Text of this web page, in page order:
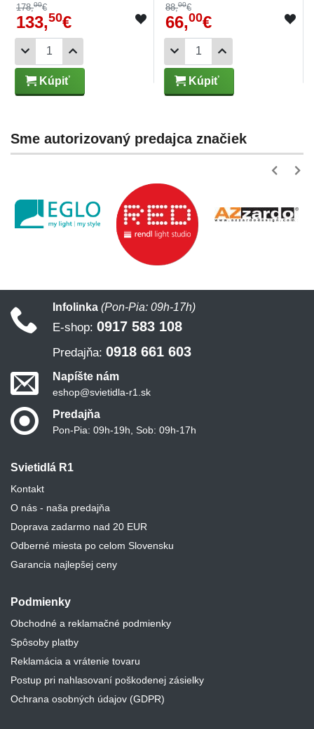
178,00€
133,50€
Kúpiť
88,00€
66,00€
Kúpiť
Sme autorizovaný predajca značiek
Svietidlá R1
Kontakt
O nás - naša predajňa
Doprava zadarmo nad 20 EUR
Odberné miesta po celom Slovensku
Garancia najlepšej ceny
Podmienky
Obchodné a reklamačné podmienky
Spôsoby platby
Reklamácia a vrátenie tovaru
Postup pri nahlasovaní poškodenej zásielky
Ochrana osobných údajov (GDPR)
Infolinka (Pon-Pia: 09h-17h)
E-shop: 0917 583 108
Predajňa: 0918 661 603
Napíšte nám
eshop@svietidla-r1.sk
Predajňa
Pon-Pia: 09h-19h, Sob: 09h-17h